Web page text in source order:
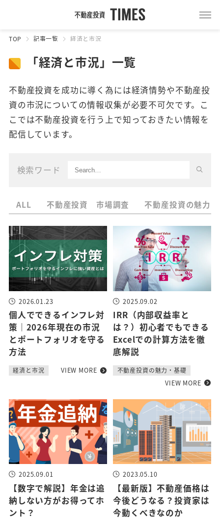
TOP 記事一覧 経済と市況
「経済と市況」一覧
不動産投資を成功に導く為には経済情勢や不動産投
資の市況についての情報収集が必要不可欠です。こ
こでは不動産投資を行う上で知っておきたい情報を
配信しています。
検索ワード
ALL 不動産投資 市場調査 不動産投資の魅力
2026.01.23
個人でできるインフレ対
策｜2026年現在の市況
とポートフォリオを守る
方法
経済と市況 VIEW MORE
2025.09.02
IRR（内部収益率と
は？）初心者でもできる
Excelでの計算方法を徹
底解説
不動産投資の魅力・基礎
VIEW MORE
2025.09.01
【数字で解説】年金は追
納しない方がお得ってホ
ント？
2023.05.10
【最新版】不動産価格は
今後どうなる？投資家は
今動くべきなのか